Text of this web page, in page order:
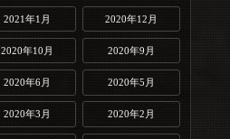
2021年1月 2020年12月
2020年10月 2020年9月
2020年6月 2020年5月
2020年3月 2020年2月